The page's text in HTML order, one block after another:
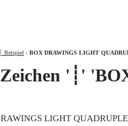
Beispiel › BOX DRAWINGS LIGHT
'┊'
LIGHT